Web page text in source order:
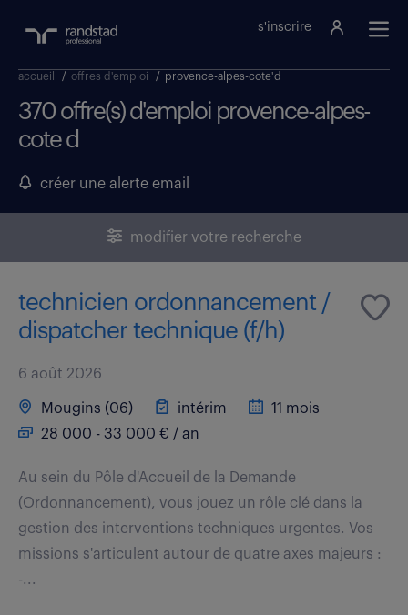
s'inscrire
accueil / offres d'emploi / provence-alpes-cote'd
370 offre(s) d'emploi provence-alpes-
cote d
créer une alerte email
modifier votre recherche
technicien ordonnancement /
dispatcher technique (f/h)
6 août 2026
Mougins (06) intérim
11 mois
28 000 - 33 000 € / an
Au sein du Pôle d'Accueil de la Demande
(Ordonnancement), vous jouez un rôle clé dans la
gestion des interventions techniques urgentes. Vos
missions s'articulent autour de quatre axes majeurs :
-...